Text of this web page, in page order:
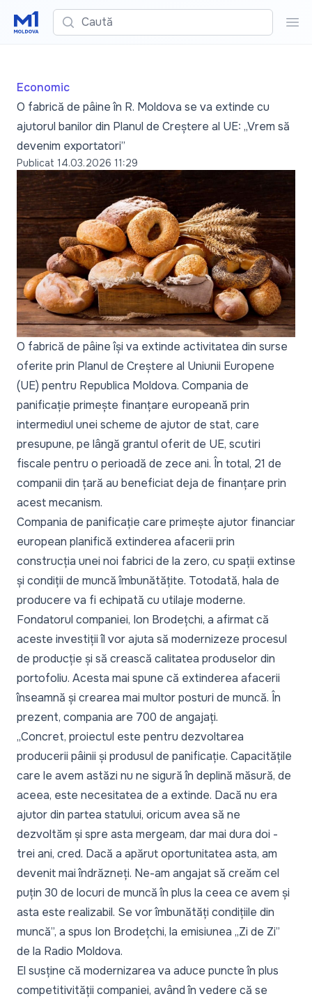
Caută
Economic
O fabrică de pâine în R. Moldova se va extinde cu
ajutorul banilor din Planul de Creștere al UE: „Vrem să
devenim exportatori”
Publicat 14.03.2026 11:29
O fabrică de pâine își va extinde activitatea din surse
oferite prin Planul de Creștere al Uniunii Europene
(UE) pentru Republica Moldova. Compania de
panificație primește finanțare europeană prin
intermediul unei scheme de ajutor de stat, care
presupune, pe lângă grantul oferit de UE, scutiri
fiscale pentru o perioadă de zece ani. În total, 21 de
companii din țară au beneficiat deja de finanțare prin
acest mecanism.
Compania de panificație care primește ajutor financiar
european planifică extinderea afacerii prin
construcția unei noi fabrici de la zero, cu spații extinse
și condiții de muncă îmbunătățite. Totodată, hala de
producere va fi echipată cu utilaje moderne.
Fondatorul companiei, Ion Brodețchi, a afirmat că
aceste investiții îl vor ajuta să modernizeze procesul
de producție și să crească calitatea produselor din
portofoliu. Acesta mai spune că extinderea afacerii
înseamnă și crearea mai multor posturi de muncă. În
prezent, compania are 700 de angajați.
„Concret, proiectul este pentru dezvoltarea
producerii pâinii și produsul de panificație. Capacitățile
care le avem astăzi nu ne sigură în deplină măsură, de
aceea, este necesitatea de a extinde. Dacă nu era
ajutor din partea statului, oricum avea să ne
dezvoltăm și spre asta mergeam, dar mai dura doi -
trei ani, cred. Dacă a apărut oportunitatea asta, am
devenit mai îndrăzneți. Ne-am angajat să creăm cel
puțin 30 de locuri de muncă în plus la ceea ce avem și
asta este realizabil. Se vor îmbunătăți condițiile din
muncă”, a spus Ion Brodețchi, la emisiunea „Zi de Zi”
de la Radio Moldova.
El susține că modernizarea va aduce puncte în plus
competitivității companiei, având în vedere că se